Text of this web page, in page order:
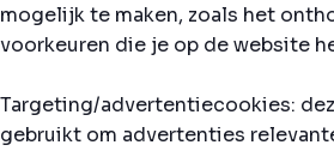
mogelijk te maken, zoals het
voorkeuren die je op de website
Targeting/advertentiecookies:
gebruikt om advertenties